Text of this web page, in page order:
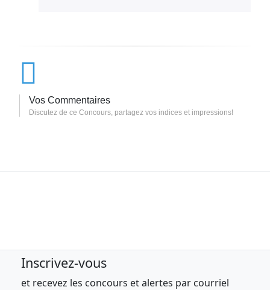
Vos Commentaires
Discutez de ce Concours, partagez vos indices et impressions!
Inscrivez-vous
et recevez les concours et alertes par courriel